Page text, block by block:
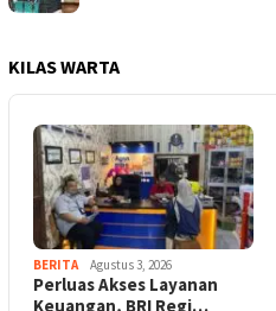
KILAS WARTA
BERITA Agustus 3, 2026
Perluas Akses Layanan
Keuangan, BRI Regi…